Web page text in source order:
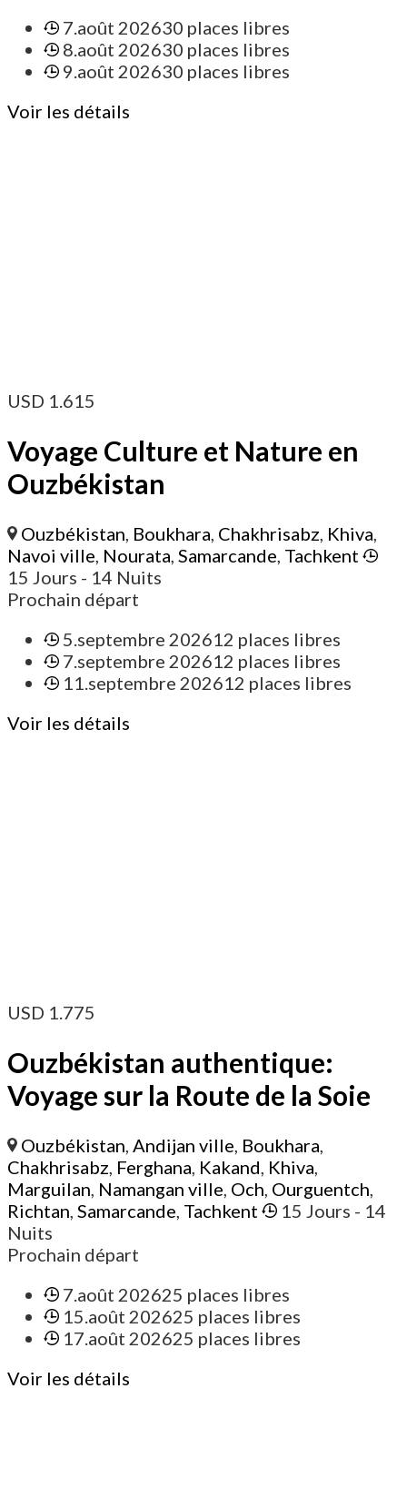
7.août 202630 places libres
8.août 202630 places libres
9.août 202630 places libres
Voir les détails
USD 1.615
Voyage Culture et Nature en
Ouzbékistan
Ouzbékistan, Boukhara, Chakhrisabz, Khiva,
Navoi ville, Nourata, Samarcande, Tachkent
15 Jours - 14 Nuits
Prochain départ
5.septembre 202612 places libres
7.septembre 202612 places libres
11.septembre 202612 places libres
Voir les détails
USD 1.775
Ouzbékistan authentique:
Voyage sur la Route de la Soie
Ouzbékistan,Andijan ville, Boukhara,
Chakhrisabz, Ferghana, Kakand, Khiva,
Marguilan, Namangan ville, Och, Ourguentch,
Richtan, Samarcande, Tachkent 15 Jours - 14
Nuits
Prochain départ
7.août 202625 places libres
15.août 202625 places libres
17.août 202625 places libres
Voir les détails